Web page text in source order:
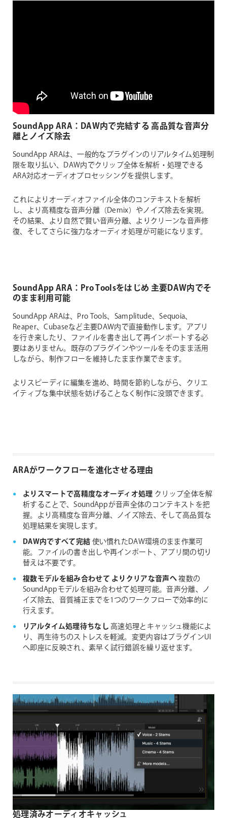
SoundApp ARA：DAW内で完結する 高品質な音声分
離とノイズ除去
SoundApp ARAは、一般的なプラグインのリアルタイム処理制
限を取り払い、DAW内でクリップ全体を解析・処理できる
ARA対応オーディオプロセッシングを提供します。
これによりオーディオファイル全体のコンテキストを解析
し、より高精度な音声分離（Demix）やノイズ除去を実現。
その結果、より自然で賢い音声分離、よりクリーンな音声修
復、そしてさらに強力なオーディオ処理が可能になります。
SoundApp ARA：Pro Toolsをはじめ 主要DAW内でそ
のまま利用可能
SoundApp ARAは、Pro Tools、Samplitude、Sequoia、
Reaper、Cubaseなど主要DAW内で直接動作します。アプリ
を行き来したり、ファイルを書き出して再インポートする必
要はありません。既存のプラグインやツールをそのまま活用
しながら、制作フローを維持したまま作業できます。
よりスピーディに編集を進め、時間を節約しながら、クリエ
イティブな集中状態を妨げることなく制作に没頭できます。
ARAがワークフローを進化させる理由
よりスマートで高精度なオーディオ処理 クリップ全体を解
析することで、SoundAppが音声全体のコンテキストを把
握。より高精度な音声分離、ノイズ除去、そして高品質な
処理結果を実現します。
DAW内ですべて完結 使い慣れたDAW環境のまま作業可
能。ファイルの書き出しや再インポート、アプリ間の切り
替えは不要です。
複数モデルを組み合わせて よりクリアな音声へ複数の
SoundAppモデルを組み合わせて処理可能。音声分離、ノ
イズ除去、音質補正までを1つのワークフローで効率的に
行えます。
リアルタイム処理待ちなし 高速処理とキャッシュ機能によ
り、再生待ちのストレスを軽減。変更内容はプラグインUI
へ即座に反映され、素早く試行錯誤を繰り返せます。
処理済みオーディオキャッシュ